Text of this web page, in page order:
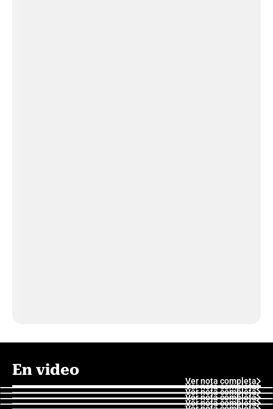
En video
Ver nota completa
Ver nota completa
Ver nota completa
Ver nota completa
Ver nota completa